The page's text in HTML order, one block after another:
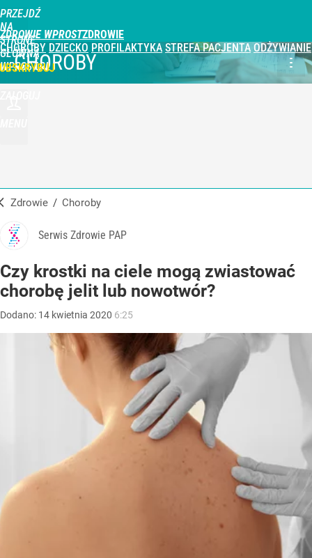
PRZEJDŹ
NA
STRONĘ
GŁÓWNĄ
WPROST.PL
ZDROWIE WPROST
CHOROBY DZIECKO PROFILAKTYKA STREFA PACJENTA ODŻYWIANIE
CHOROBY
Zdrowie / Choroby
Serwis Zdrowie PAP
Czy krostki na ciele mogą zwiastować
chorobę jelit lub nowotwór?
Dodano: 14 kwietnia 2020 6:25